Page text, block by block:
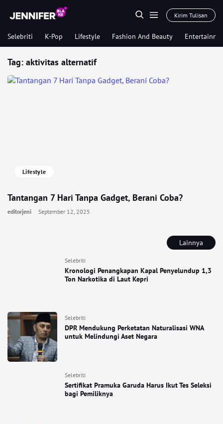
Kirim Tulisan
Selebriti K-Pop Lifestyle Fashion And Beauty
Lainnya
Selebriti
Kronologi Penangkapan Kapal Penyelundup 1,3
Ton Narkotika di Laut Kepri
Selebriti
DPR Mendukung Perketatan Naturalisasi WNA
untuk Melindungi Aset Negara
Selebriti
Sertifikat Pramuka Garuda Harus Ikut Tes Seleksi
bagi Pemiliknya
Tag: aktivitas alternatif
Lifestyle
Tantangan 7 Hari Tanpa Gadget, Berani Coba?
editorjeni September 12, 2025